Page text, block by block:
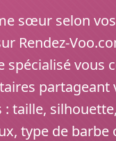
sœur selon
Rendez-
spécialisé vous
partageant
: taille,
type de barbe